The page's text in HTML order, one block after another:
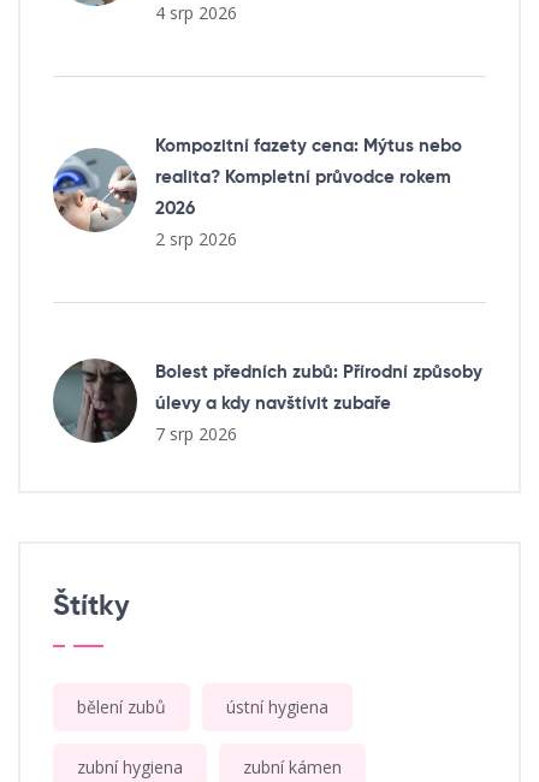
4 srp 2026
Kompozitní fazety cena: Mýtus nebo
realita? Kompletní průvodce rokem
2026
2 srp 2026
Bolest předních zubů: Přírodní způsoby
úlevy a kdy navštívit zubaře
7 srp 2026
Štítky
bělení zubů ústní hygiena
zubní hygiena zubní kámen